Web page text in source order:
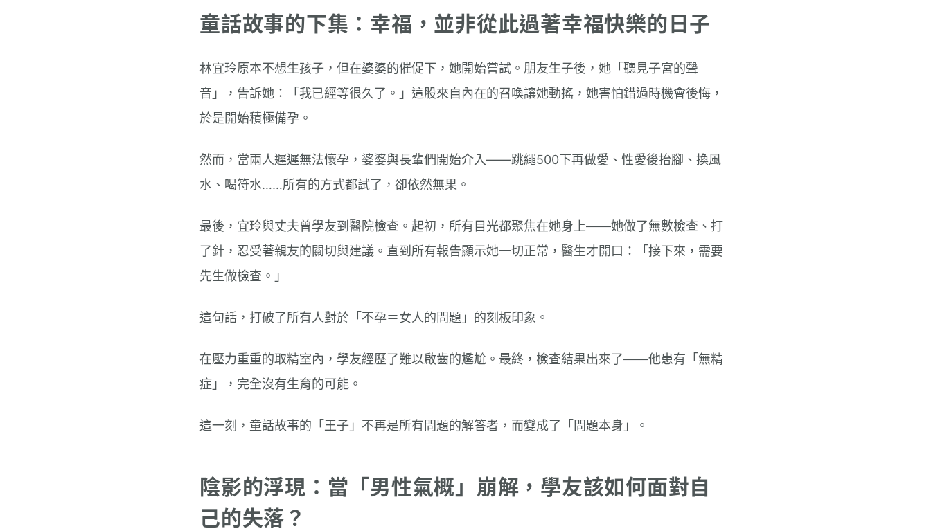
童話故事的下集：幸福，並非從此過著幸福快樂的日子
林宜玲原本不想生孩子，但在婆婆的催促下，她開始嘗試。朋友生子後，她「聽見子宮的聲
音」，告訴她：「我已經等很久了。」這股來自內在的召喚讓她動搖，她害怕錯過時機會後悔，
於是開始積極備孕。
然而，當兩人遲遲無法懷孕，婆婆與長輩們開始介入——跳繩500下再做愛、性愛後抬腳、換風
水、喝符水……所有的方式都試了，卻依然無果。
最後，宜玲與丈夫曾學友到醫院檢查。起初，所有目光都聚焦在她身上——她做了無數檢查、打
了針，忍受著親友的關切與建議。直到所有報告顯示她一切正常，醫生才開口：「接下來，需要
先生做檢查。」
這句話，打破了所有人對於「不孕＝女人的問題」的刻板印象。
在壓力重重的取精室內，學友經歷了難以啟齒的尷尬。最終，檢查結果出來了——他患有「無精
症」，完全沒有生育的可能。
這一刻，童話故事的「王子」不再是所有問題的解答者，而變成了「問題本身」。
陰影的浮現：當「男性氣概」崩解，學友該如何面對自
己的失落？